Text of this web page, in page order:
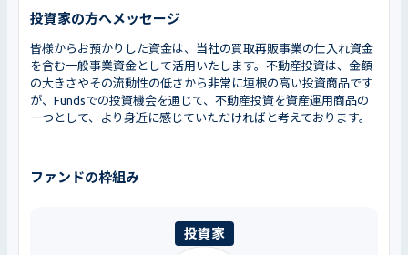
投資家の方へメッセージ
皆様からお預かりした資金は、当社の買取再販事業の仕入れ資金
を含む一般事業資金 として活用いたします。不動産投資は、金額
の大きさやその流動性の低さから非常に垣根の高い投資商品です
が、Fundsでの投資機会を通じて、不動産投資を資産運用商品の
一つとして、より身近に感じていただければと考えております。
ファンドの枠組み
投資家